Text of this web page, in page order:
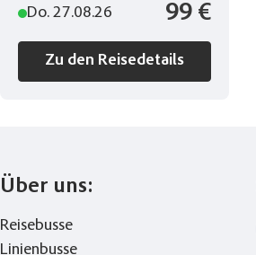
Do. 27.08.26 99 €
Zu den Reisedetails
Über uns:
Reisebusse
Linienbusse